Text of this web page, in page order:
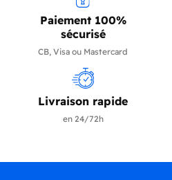
Paiement 100%
sécurisé
CB, Visa ou Mastercard
Livraison rapide
en 24/72h